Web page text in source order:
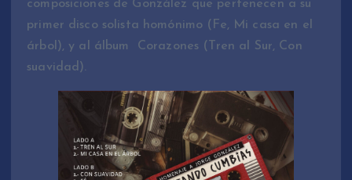
composiciones de González que pertenecen a su
primer disco solista homónimo (Fe, Mi casa en el
árbol), y al álbum Corazones (Tren al Sur, Con
suavidad).